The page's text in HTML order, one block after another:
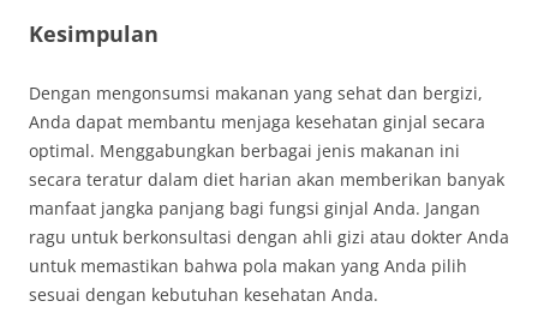
Kesimpulan
Dengan mengonsumsi makanan yang sehat dan bergizi,
Anda dapat membantu menjaga kesehatan ginjal secara
optimal. Menggabungkan berbagai jenis makanan ini
secara teratur dalam diet harian akan memberikan banyak
manfaat jangka panjang bagi fungsi ginjal Anda. Jangan
ragu untuk berkonsultasi dengan ahli gizi atau dokter Anda
untuk memastikan bahwa pola makan yang Anda pilih
sesuai dengan kebutuhan kesehatan Anda.